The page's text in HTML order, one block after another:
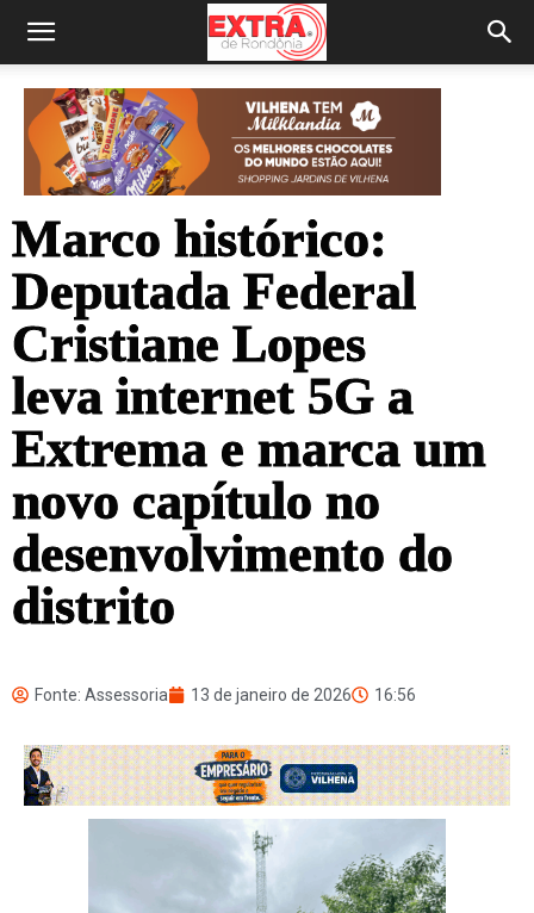
Marco histórico:
Deputada Federal
Cristiane Lopes
leva internet 5G a
Extrema e marca um
novo capítulo no
desenvolvimento do
distrito
Fonte: Assessoria 13 de janeiro de 2026 16:56